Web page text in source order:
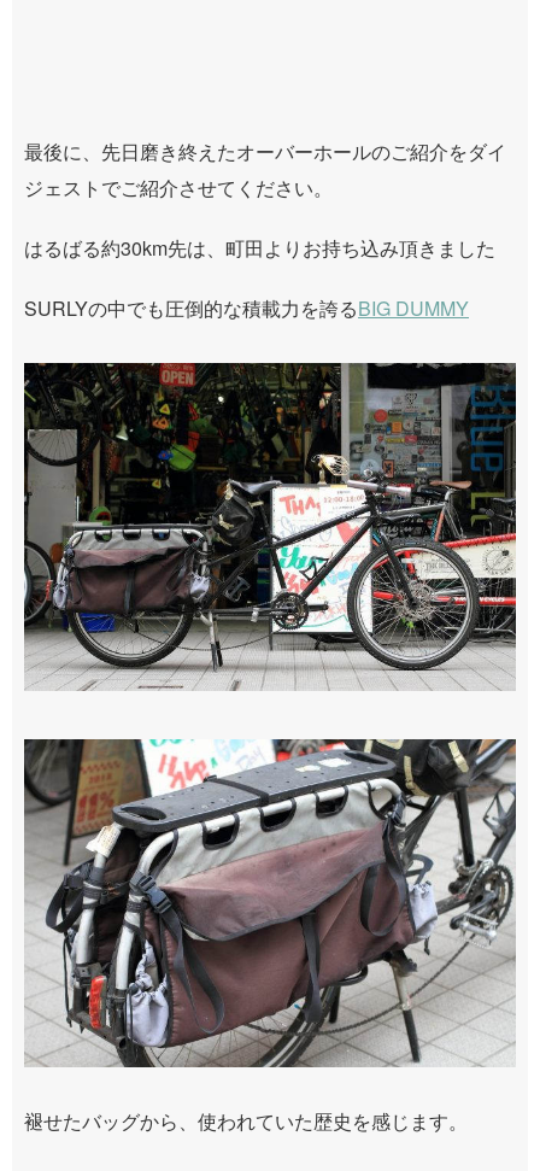
最後に、先日磨き終えたオーバーホールのご紹介をダイ
ジェストでご紹介させてください。
はるばる約30km先は、町田よりお持ち込み頂きました
SURLYの中でも圧倒的な積載力を誇るBIG DUMMY
褪せたバッグから、使われていた歴史を感じます。